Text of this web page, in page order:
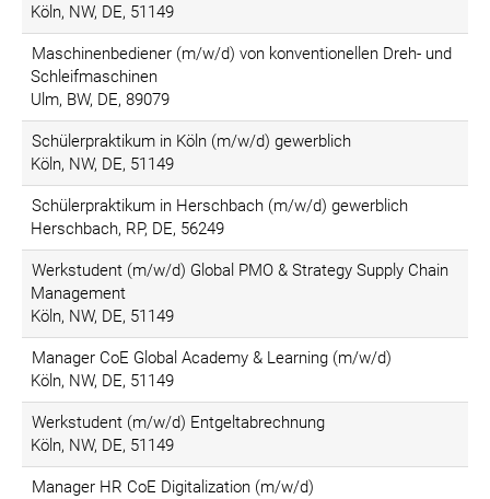
Köln, NW, DE, 51149
Maschinenbediener (m/w/d) von konventionellen Dreh- und
Schleifmaschinen
Ulm, BW, DE, 89079
Schülerpraktikum in Köln (m/w/d) gewerblich
Köln, NW, DE, 51149
Schülerpraktikum in Herschbach (m/w/d) gewerblich
Herschbach, RP, DE, 56249
Werkstudent (m/w/d) Global PMO & Strategy Supply Chain
Management
Köln, NW, DE, 51149
Manager CoE Global Academy & Learning (m/w/d)
Köln, NW, DE, 51149
Werkstudent (m/w/d) Entgeltabrechnung
Köln, NW, DE, 51149
Manager HR CoE Digitalization (m/w/d)